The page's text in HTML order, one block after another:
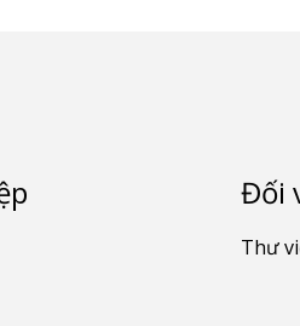
Đối
Thư